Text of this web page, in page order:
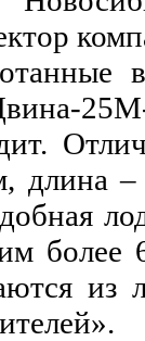
длина
более